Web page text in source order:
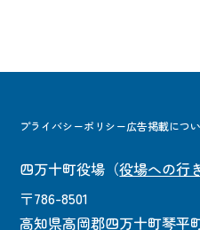
プライバシーポリシー広告掲載につ
四万十町役場 （役場への行
〒786-8501
高知県高岡郡四万十町琴平